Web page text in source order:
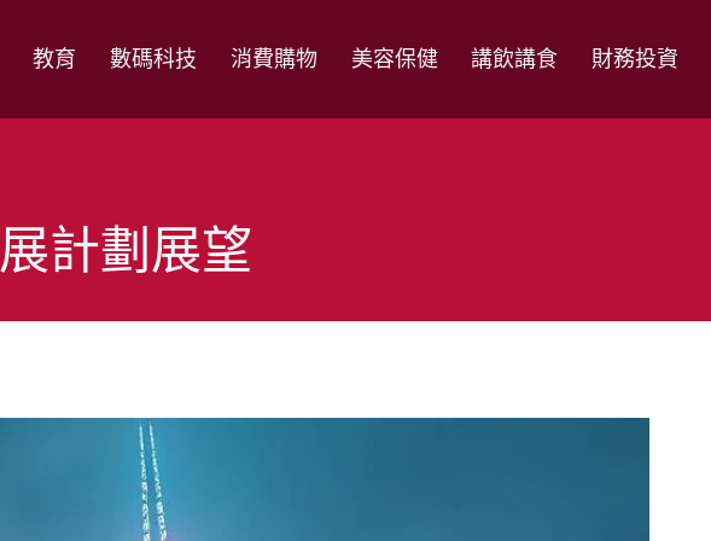
教育 數碼科技 消費購物 美容保健 講飲講食 財務投資
計劃展望